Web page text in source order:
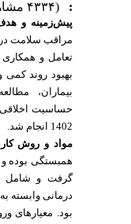
پیش‌زمینه و هدف:
مراقب سلامت در
تعامل و همکاری
بهبود روند کمی
بیماران،
حساسیت اخلاقی
1402 انجام شد.
مواد و روشکار:
همبستگی بوده و
درمانی وابسته به
بود. معیارهای